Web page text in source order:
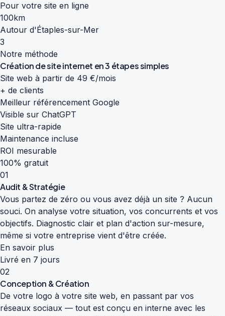
Pour votre site en ligne
100km
Autour d'Étaples-sur-Mer
3
Notre méthode
Création de site internet en3 étapes simples
Site web à partir de 49 €/mois
+ de clients
Meilleur référencement Google
Visible sur ChatGPT
Site ultra-rapide
Maintenance incluse
ROI mesurable
100% gratuit
01
Audit & Stratégie
Vous partez de zéro ou vous avez déjà un site ? Aucun
souci. On analyse votre situation, vos concurrents et vos
objectifs. Diagnostic clair et plan d'action sur-mesure,
même si votre entreprise vient d'être créée.
En savoir plus
Livré en 7 jours
02
Conception & Création
De votre logo à votre site web, en passant par vos
réseaux sociaux — tout est conçu en interne avec les